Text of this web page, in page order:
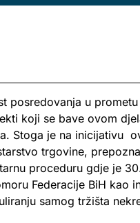
posredovanja u
koji se bave ovom
Stoga je na inicijativu
trgovine,
proceduru gdje je
Federacije BiH kao
samog tržišta